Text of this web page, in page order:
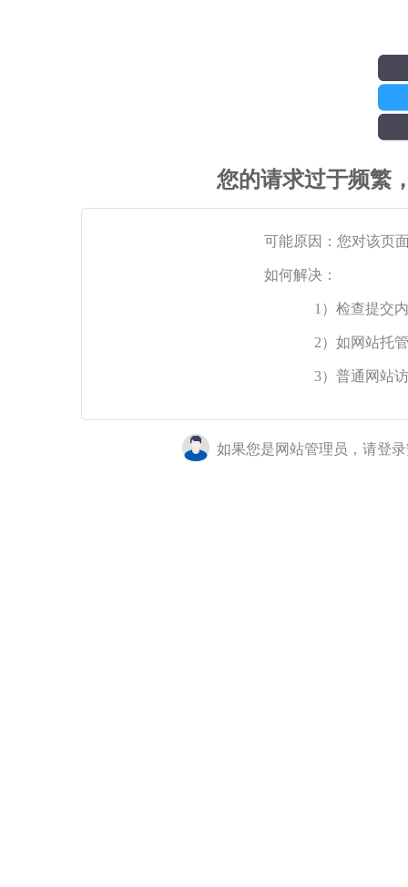
您的请求过于频繁
可能原因：您对该页
如何解决：
1）检查提交
2）如网站托
3）普通网站
如果您是网站管理员，请登